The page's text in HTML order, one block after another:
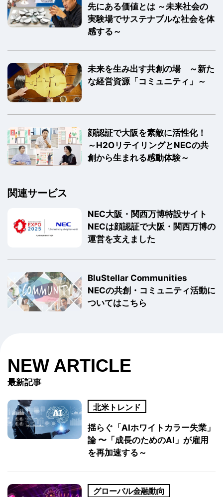
先にある価値とは ～未来社会の
実験場でサステナブルな社会を体
感する～
未来を生み出す共創の場 ～新た
な経営資源「コミュニティ」～
顔認証で大阪を素敵に活性化！
～H2OリテイリングとNECの共
創から生まれる感動体験～
関連サービス
NEC大阪・関西万博特設サイト
NECは顔認証で大阪・関西万博の
運営を支えました
BluStellar Communities
NECの共創・コミュニティ活動に
ついてはこちら
NEW ARTICLE
最新記事
北米トレンド
揺らぐ「AIホワイトカラー失業」
論 〜「成長のためのAI」が雇用
を再加速する～
グローバル金融動向